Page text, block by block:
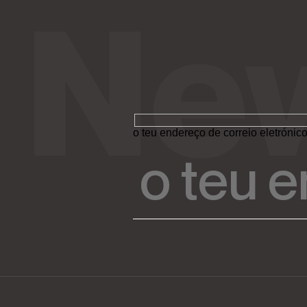
o teu endereço de correio eletrónico